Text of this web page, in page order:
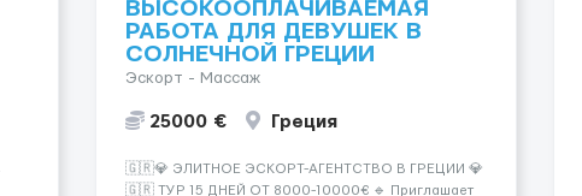
ВЫСОКООПЛАЧИВАЕМАЯ
РАБОТА ДЛЯ ДЕВУШЕК В
СОЛНЕЧНОЙ ГРЕЦИИ
Эскорт - Массаж
25000 € Греция
🇬🇷💎 ЭЛИТНОЕ ЭСКОРТ-АГЕНТСТВО В ГРЕЦИИ 💎
🇬🇷 ТУР 15 ДНЕЙ ОТ 8000-10000€ 🔹 Приглашает